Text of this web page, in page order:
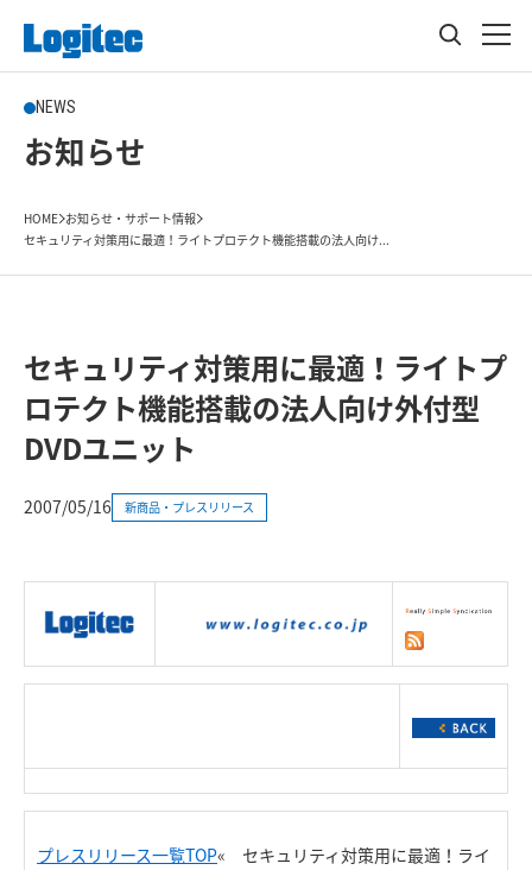
NEWS
お知らせ
HOME お知らせ・サポート情報
セキュリティ対策用に最適！ライトプロテクト機能搭載の法人向け...
セキュリティ対策用に最適！ライトプ
ロテクト機能搭載の法人向け外付型
DVDユニット
2007/05/16 新商品・プレスリリース
プレスリリース一覧TOP« セキュリティ対策用に最適！ライ